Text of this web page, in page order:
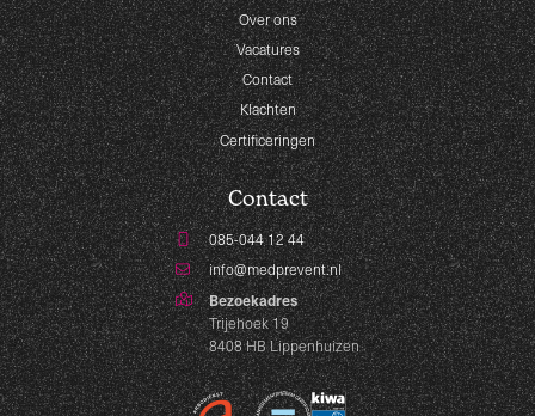
Over ons
Vacatures
Contact
Klachten
Certificeringen
Contact
085-044 12 44
info@medprevent.nl
Bezoekadres
Trijehoek 19
8408 HB Lippenhuizen